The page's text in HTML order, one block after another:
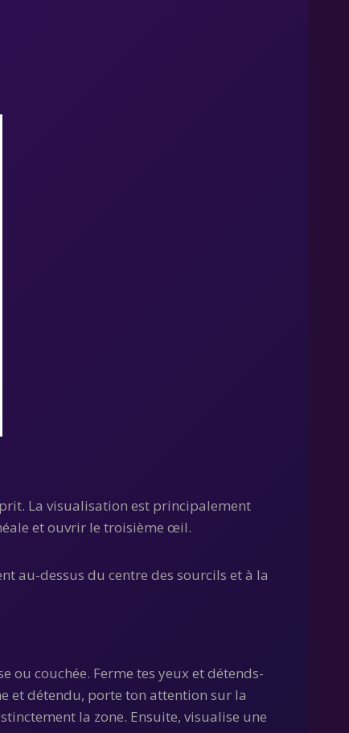
La visualisation est principalement
et ouvrir le troisième œil.
au-dessus du centre des sourcils et à la
ou couchée. Ferme tes yeux et détends-
et détendu, porte ton attention sur la
la zone. Ensuite, visualise une